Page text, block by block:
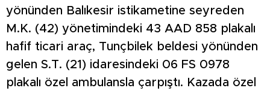
yönünden Balıkesir istikametine seyreden
M.K. (42) yönetimindeki 43 AAD 858 plakalı
hafif ticari araç, Tunçbilek beldesi yönünden
gelen S.T. (21) idaresindeki 06 FS 0978
plakalı özel ambulansla çarpıştı. Kazada özel